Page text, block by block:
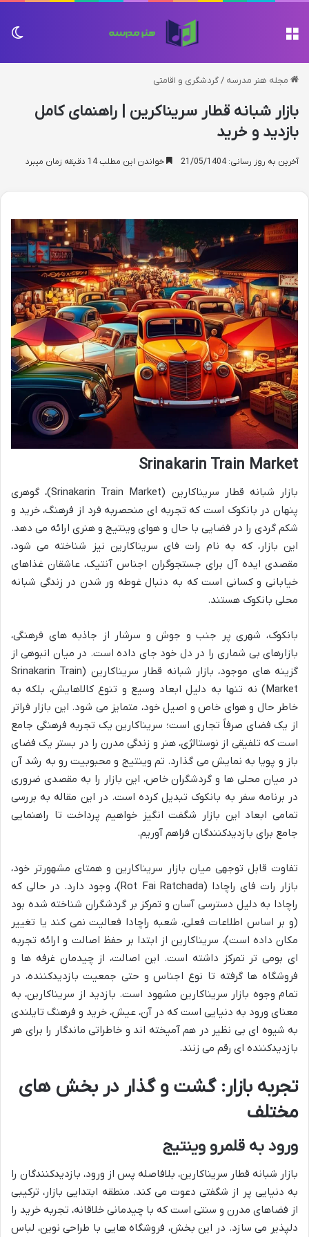
مجله هنر مدرسه /گردشگری و اقامتی
بازار شبانه قطار سریناکرین | راهنمای کامل
بازدید و خرید
آخرین به روز رسانی: 21/05/1404 خواندن این مطلب 14 دقیقه زمان میبرد
Srinakarin Train Market
بازار شبانه قطار سریناکارین (Srinakarin Train Market)، گوهری
پنهان در بانکوک است که تجربه ای منحصربه فرد از فرهنگ، خرید و
شکم گردی را در فضایی با حال و هوای وینتیج و هنری ارائه می دهد.
این بازار، که به نام رات فای سریناکارین نیز شناخته می شود،
مقصدی ایده آل برای جستجوگران اجناس آنتیک، عاشقان غذاهای
خیابانی و کسانی است که به دنبال غوطه ور شدن در زندگی شبانه
محلی بانکوک هستند.
بانکوک، شهری پر جنب و جوش و سرشار از جاذبه های فرهنگی،
بازارهای بی شماری را در دل خود جای داده است. در میان انبوهی از
گزینه های موجود، بازار شبانه قطار سریناکارین (Srinakarin Train
Market) نه تنها به دلیل ابعاد وسیع و تنوع کالاهایش، بلکه به
خاطر حال و هوای خاص و اصیل خود، متمایز می شود. این بازار فراتر
از یک فضای صرفاً تجاری است؛ سریناکارین یک تجربه فرهنگی جامع
است که تلفیقی از نوستالژی، هنر و زندگی مدرن را در بستر یک فضای
باز و پویا به نمایش می گذارد. تم وینتیج و محبوبیت رو به رشد آن
در میان محلی ها و گردشگران خاص، این بازار را به مقصدی ضروری
در برنامه سفر به بانکوک تبدیل کرده است. در این مقاله به بررسی
تمامی ابعاد این بازار شگفت انگیز خواهیم پرداخت تا راهنمایی
جامع برای بازدیدکنندگان فراهم آوریم.
تفاوت قابل توجهی میان بازار سریناکارین و همتای مشهورتر خود،
بازار رات فای راچادا (Rot Fai Ratchada)، وجود دارد. در حالی که
راچادا به دلیل دسترسی آسان و تمرکز بر گردشگران شناخته شده بود
(و بر اساس اطلاعات فعلی، شعبه راچادا فعالیت نمی کند یا تغییر
مکان داده است)، سریناکارین از ابتدا بر حفظ اصالت و ارائه تجربه
ای بومی تر تمرکز داشته است. این اصالت، از چیدمان غرفه ها و
فروشگاه ها گرفته تا نوع اجناس و حتی جمعیت بازدیدکننده، در
تمام وجوه بازار سریناکارین مشهود است. بازدید از سریناکارین، به
معنای ورود به دنیایی است که در آن، عیش، خرید و فرهنگ تایلندی
به شیوه ای بی نظیر در هم آمیخته اند و خاطراتی ماندگار را برای هر
بازدیدکننده ای رقم می زنند.
تجربه بازار: گشت و گذار در بخش های
مختلف
ورود به قلمرو وینتیج
بازار شبانه قطار سریناکارین، بلافاصله پس از ورود، بازدیدکنندگان را
به دنیایی پر از شگفتی دعوت می کند. منطقه ابتدایی بازار، ترکیبی
از فضاهای مدرن و سنتی است که با چیدمانی خلاقانه، تجربه خرید را
دلپذیر می سازد. در این بخش، فروشگاه هایی با طراحی نوین، لباس